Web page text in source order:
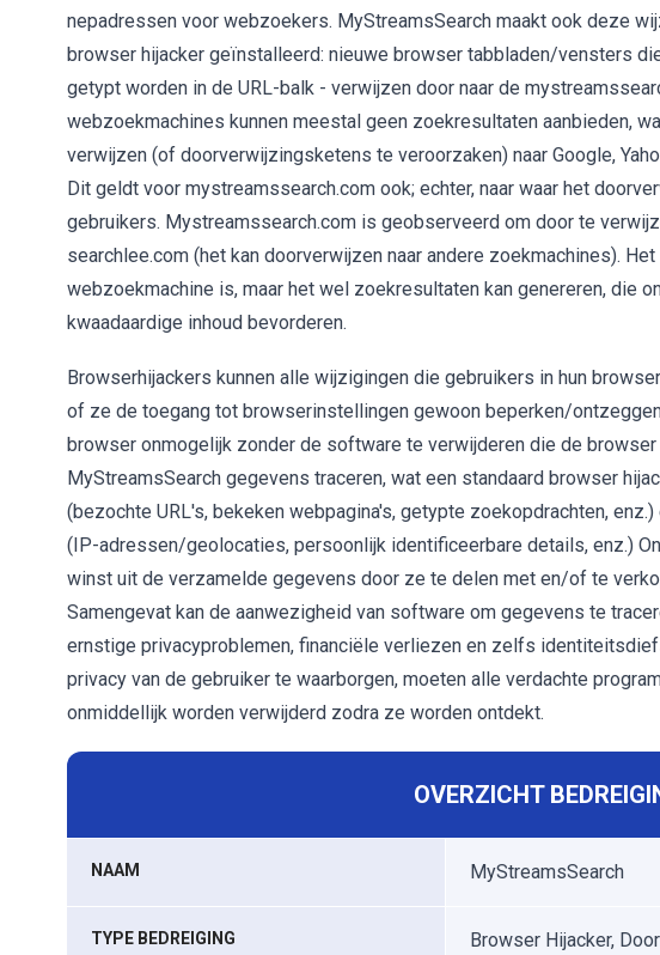
nepadressen voor webzoekers. MyStreamsSearch maakt ook deze
browser hijacker geïnstalleerd: nieuwe browser tabbladen/vensters
getypt worden in de URL-balk - verwijzen door naar de
webzoekmachines kunnen meestal geen zoekresultaten aanbieden,
verwijzen (of doorverwijzingsketens te veroorzaken) naar Google,
Dit geldt voor mystreamssearch.com ook; echter, naar waar het
gebruikers. Mystreamssearch.com is geobserveerd om door te
searchlee.com (het kan doorverwijzen naar andere zoekmachines).
webzoekmachine is, maar het wel zoekresultaten kan genereren, die
kwaadaardige inhoud bevorderen.
Browserhijackers kunnen alle wijzigingen die gebruikers in hun
of ze de toegang tot browserinstellingen gewoon beperken/
browser onmogelijk zonder de software te verwijderen die de
MyStreamsSearch gegevens traceren, wat een standaard browser
(bezochte URL's, bekeken webpagina's, getypte zoekopdrachten,
(IP-adressen/geolocaties, persoonlijk identificeerbare details, enz.)
winst uit de verzamelde gegevens door ze te delen met en/of te
Samengevat kan de aanwezigheid van software om gegevens te
ernstige privacyproblemen, financiële verliezen en zelfs
privacy van de gebruiker te waarborgen, moeten alle verdachte
onmiddellijk worden verwijderd zodra ze worden ontdekt.
OVERZICHT
NAAM MyStreamsSearch
TYPE BEDREIGING
Browser Hijacker,